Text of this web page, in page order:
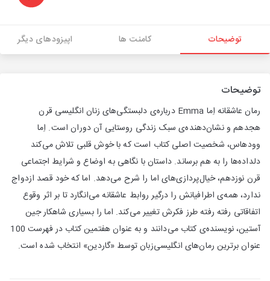
توضیحات کامنت ها اپیزودهای دیگر
توضیحات
رمان عاشقانه اِما Emma درباره‌ی دلبستگی‌های زنان انگلیسی قرن
هجدهم و نشان‌دهنده‌ی سبک زندگی روستایی آن دوران است. اِما
وودهاس، شخصیت اصلی کتاب است که با خوش قلبی تلاش می‌کند
دلداده‌ها را به هم برساند. داستان با نگاهی به اوضاع و شرایط اجتماعی
قرن نوزدهم، خیال‌پردازی‌های اما را شرح می‌دهد. اما که خود قصد ازدواج
ندارد، همه‌ی اطرافیانش را درگیر روابط عاشقانه می‌انگارد تا بر اثر وقوع
اتفاقاتی رفته رفته طرز فکرش تغییر می‌کند. اما را بسیاری شاهکار جین
آستین، نویسنده‌ی کتاب می‌دانند و به عنوان هفتمین کتاب در فهرست 100
عنوان برترین رمان‌های انگلیسی‌زبان توسط «گاردین» انتخاب شده است.